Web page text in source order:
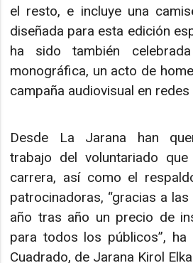
el resto, e incluye una
diseñada para esta edición
ha sido también
monográfica, un acto de
campaña audiovisual en
Desde La Jarana han
trabajo del voluntariado
carrera, así como el
patrocinadoras, “gracias a
año tras año un precio de
para todos los públicos”, ha
Cuadrado, de Jarana Kirol